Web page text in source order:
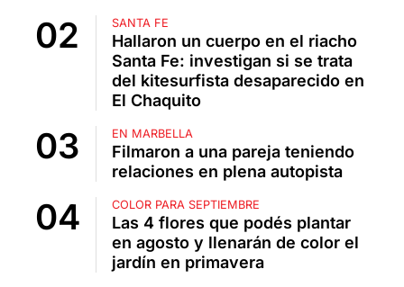
SANTA FE
Hallaron un cuerpo en el riacho
Santa Fe: investigan si se trata
del kitesurfista desaparecido en
El Chaquito
EN MARBELLA
Filmaron a una pareja teniendo
relaciones en plena autopista
COLOR PARA SEPTIEMBRE
Las 4 flores que podés plantar
en agosto y llenarán de color el
jardín en primavera